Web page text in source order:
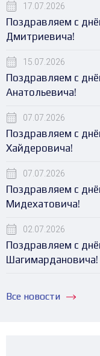
17.07.2026
Поздравляем с
Дмитриевича!
15.07.2026
Поздравляем с
Анатольевича!
07.07.2026
Поздравляем с
Хайдеровича!
07.07.2026
Поздравляем с
Мидехатовича!
02.07.2026
Поздравляем с
Шагимардановича!
Все новости